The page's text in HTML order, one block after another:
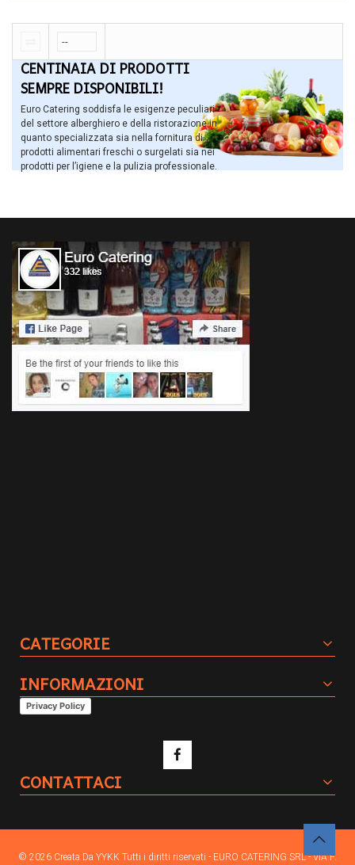
CENTINAIA DI PRODOTTI
SEMPRE DISPONIBILI!
Euro Catering soddisfa le esigenze peculiari
del settore alberghiero e della ristorazione in
quanto specializzata sia nella fornitura di
prodotti alimentari freschi o surgelati sia nei
prodotti per l’igiene e la pulizia professionale.
CATEGORIE
INFORMAZIONI
Privacy Policy
CONTATTACI
© 2026 Creata Da YYKK Tutti i diritti riservati - EURO CATERING SRL - VIA F.